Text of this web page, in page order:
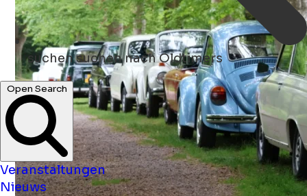
suchensuchen nach Oldtimers
Open Search
Veranstaltungen
Nieuws